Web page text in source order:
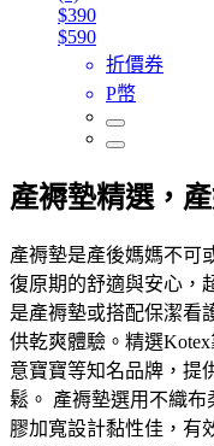
$390
$590
折價券
P幣
產褥墊精選，
產褥墊是產後媽媽不可
復原期的舒適與安心，
是產褥墊或搭配保潔看
供乾爽體驗。精選Kotex
意寶寶等知名品牌，提
鬆。 產褥墊選用不織
膠加寬設計黏性佳，有